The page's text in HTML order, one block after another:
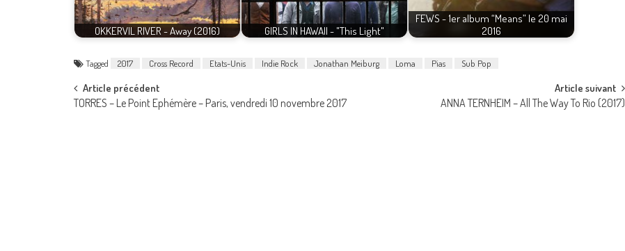
OKKERVIL RIVER - Away (2016) GIRLS IN HAWAII - "This Light"
FEWS - 1er album “Means” le 20 mai
2016
Tagged 2017 Cross Record Etats-Unis Indie Rock Jonathan Meiburg Loma Pias Sub Pop
Post
Article précédent
TORRES – Le Point Ephémère – Paris, vendredi 10 novembre 2017
Article suivant
ANNA TERNHEIM – All The Way To Rio (2017)